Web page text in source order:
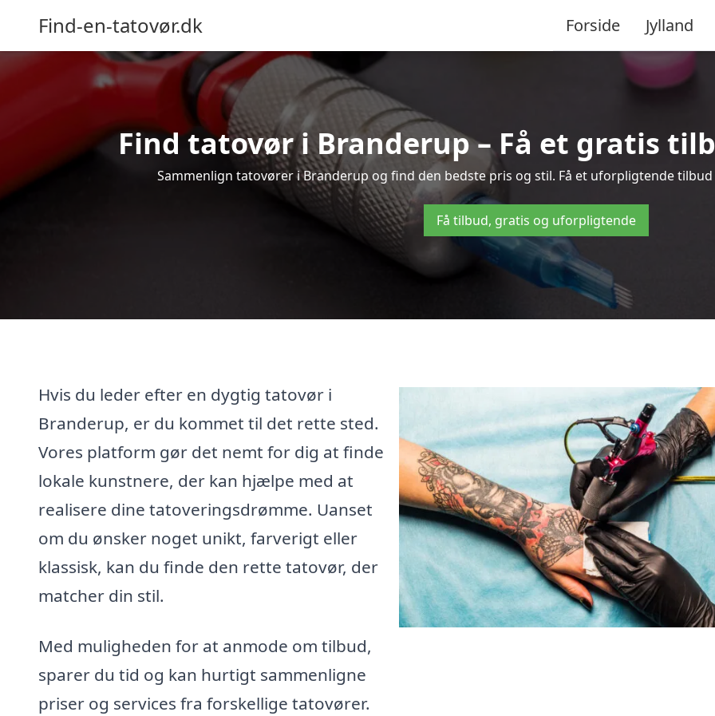
Find-en-tatovør.dk Forside Jylland
Find tatovør i Branderup – Få et gratis
Sammenlign tatovører i Branderup og find den bedste pris og stil. Få et uforpligtende
Få tilbud, gratis og uforpligtende
Hvis du leder efter en dygtig tatovør i
Branderup, er du kommet til det rette sted.
Vores platform gør det nemt for dig at finde
lokale kunstnere, der kan hjælpe med at
realisere dine tatoveringsdrømme. Uanset
om du ønsker noget unikt, farverigt eller
klassisk, kan du finde den rette tatovør, der
matcher din stil.
Med muligheden for at anmode om tilbud,
sparer du tid og kan hurtigt sammenligne
priser og services fra forskellige tatovører.